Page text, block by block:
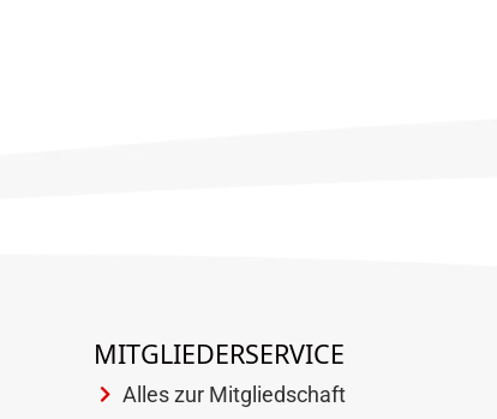
MITGLIEDERSERVICE
Alles zur Mitgliedschaft